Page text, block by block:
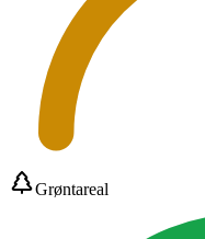
Grøntareal